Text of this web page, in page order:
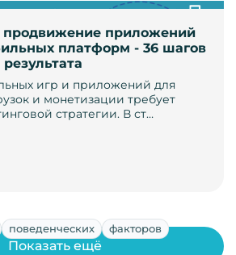
приложений
платформ - 36 шагов
игр и приложений для
и монетизации требует
стратегии. В ст…
поведенческих факторов
Показать ещё